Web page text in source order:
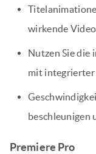
wirkende
Nutzen Sie
mit integrierter
beschleunigen
Premiere Pro